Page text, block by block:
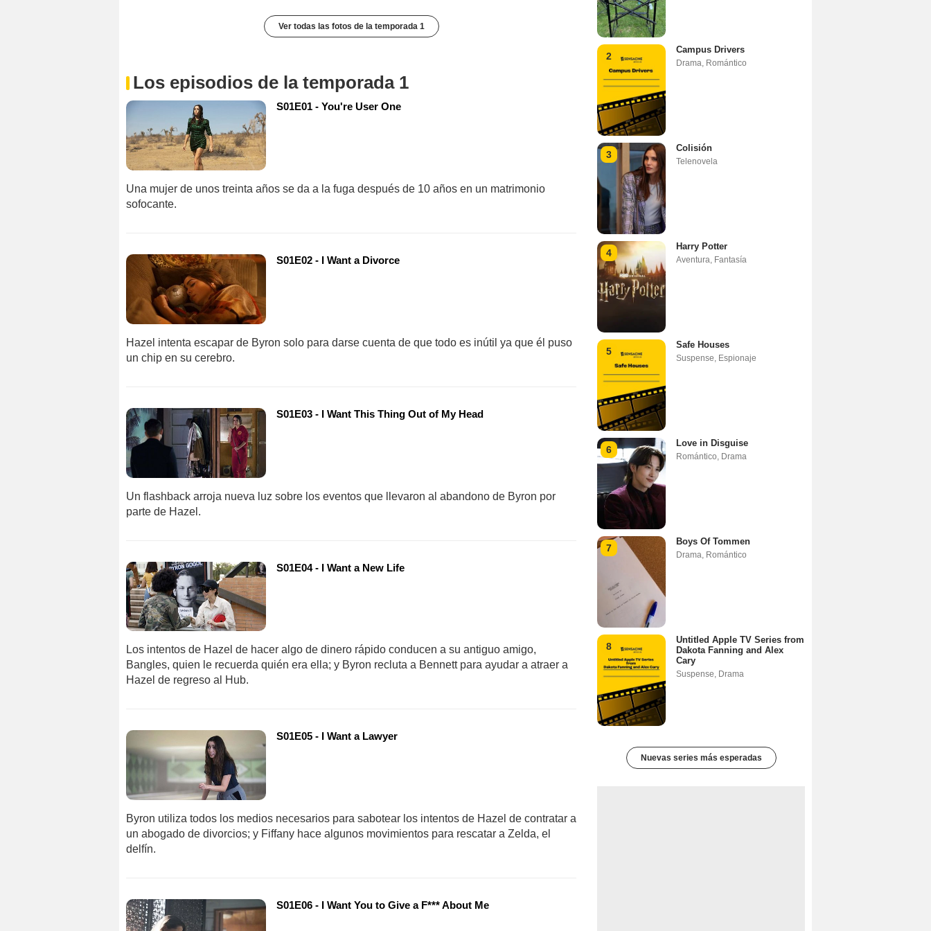
Ver todas las fotos de la temporada 1
Los episodios de la temporada 1
S01E01 - You're User One
Una mujer de unos treinta años se da a la fuga después de 10 años en un matrimonio
sofocante.
S01E02 - I Want a Divorce
Hazel intenta escapar de Byron solo para darse cuenta de que todo es inútil ya que él puso
un chip en su cerebro.
S01E03 - I Want This Thing Out of My Head
Un flashback arroja nueva luz sobre los eventos que llevaron al abandono de Byron por
parte de Hazel.
S01E04 - I Want a New Life
Los intentos de Hazel de hacer algo de dinero rápido conducen a su antiguo amigo,
Bangles, quien le recuerda quién era ella; y Byron recluta a Bennett para ayudar a atraer a
Hazel de regreso al Hub.
S01E05 - I Want a Lawyer
Byron utiliza todos los medios necesarios para sabotear los intentos de Hazel de contratar a
un abogado de divorcios; y Fiffany hace algunos movimientos para rescatar a Zelda, el
delfín.
S01E06 - I Want You to Give a F*** About Me
2
Campus Drivers
Drama Romántico
3
Colisión
Telenovela
4
Harry Potter
Aventura Fantasía
5
Safe Houses
Suspense Espionaje
6
Love in Disguise
Romántico Drama
7
Boys Of Tommen
Drama Romántico
8
Untitled Apple TV Series from
Dakota Fanning and Alex
Cary
Suspense Drama
Nuevas series más esperadas